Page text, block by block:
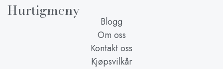
Hurtigmeny
Blogg
Om oss
Kontakt oss
Kjøpsvilkår